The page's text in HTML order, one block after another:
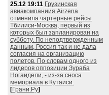
25.12 19:11 Грузинская
авиакомпаниия Airzena
отменила чартерные рейсы
Тбилиси-Москва, первый из
которых был запланирован на
субботу. По неподтвержденным
данным, Россия так и не дала
согласия на организацию
полетов. По словам одного из
лидеров оппозиции Зураба
Ногаидели, - из-за сноса
мемориала в Кутаиси.
[Грани.Ру]